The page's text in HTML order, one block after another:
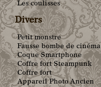
Les coulisses
Divers
Petit monstre
Fausse bombe de cinéma
Coque Smartphone
Coffre fort Steampunk
Coffre fort
Appareil Photo Ancien